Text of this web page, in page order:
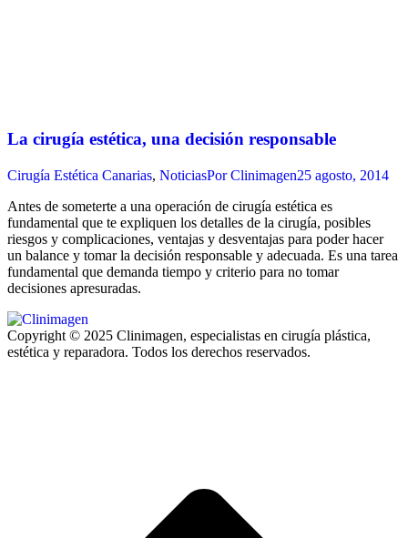
La cirugía estética, una decisión responsable
Cirugía Estética Canarias, NoticiasPorClinimagen25 agosto, 2014
Antes de someterte a una operación de cirugía estética es
fundamental que te expliquen los detalles de la cirugía, posibles
riesgos y complicaciones, ventajas y desventajas para poder hacer
un balance y tomar la decisión responsable y adecuada. Es una tarea
fundamental que demanda tiempo y criterio para no tomar
decisiones apresuradas.
Copyright © 2025 Clinimagen, especialistas en cirugía plástica,
estética y reparadora. Todos los derechos reservados.